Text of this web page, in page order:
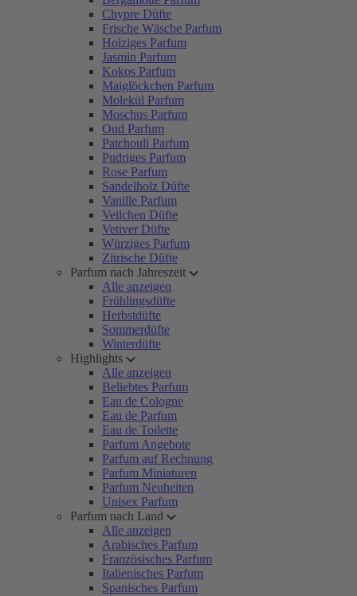
Chypre Düfte
Frische Wäsche Parfum
Holziges Parfum
Jasmin Parfum
Kokos Parfum
Maiglöckchen Parfum
Molekül Parfum
Moschus Parfum
Oud Parfum
Patchouli Parfum
Pudriges Parfum
Rose Parfum
Sandelholz Düfte
Vanille Parfum
Veilchen Düfte
Vetiver Düfte
Würziges Parfum
Zitrische Düfte
Parfum nach Jahreszeit
Alle anzeigen
Frühlingsdüfte
Herbstdüfte
Sommerdüfte
Winterdüfte
Highlights
Alle anzeigen
Beliebtes Parfum
Eau de Cologne
Eau de Parfum
Eau de Toilette
Parfum Angebote
Parfum auf Rechnung
Parfum Miniaturen
Parfum Neuheiten
Unisex Parfum
Parfum nach Land
Alle anzeigen
Arabisches Parfum
Französisches Parfum
Italienisches Parfum
Spanisches Parfum